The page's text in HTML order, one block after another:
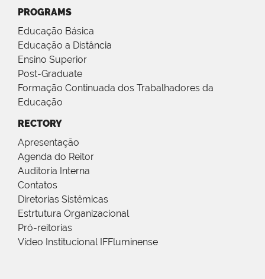
PROGRAMS
Educação Básica
Educação a Distância
Ensino Superior
Post-Graduate
Formação Continuada dos Trabalhadores da
Educação
RECTORY
Apresentação
Agenda do Reitor
Auditoria Interna
Contatos
Diretorias Sistêmicas
Estrtutura Organizacional
Pró-reitorias
Vídeo Institucional IFFluminense